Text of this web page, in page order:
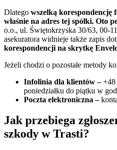
Dlatego wszelką korespondencję
właśnie na adres tej spółki. Oto
o.o., ul. Świętokrzyska 30/63, 00-
asekuratora widnieje także zapis
korespondencji na skrytkę
Jeżeli chodzi o pozostałe metody
Infolinia dla klientów –+48
poniedziałku do piątku w
Poczta elektroniczna –
Jak przebiega
szkody w Trasti?